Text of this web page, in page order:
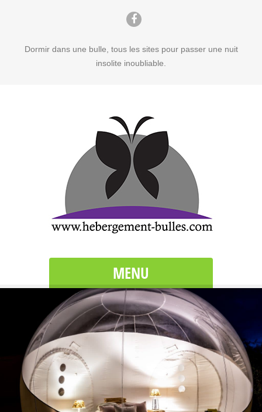
Dormir dans une bulle, tous les sites pour passer une nuit
insolite inoubliable.
MENU